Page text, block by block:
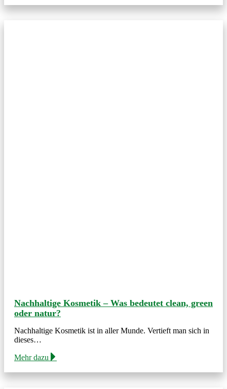
Nachhaltige Kosmetik – Was bedeutet clean, green
oder natur?
Nachhaltige Kosmetik ist in aller Munde. Vertieft man sich in
dieses…
Mehr dazu